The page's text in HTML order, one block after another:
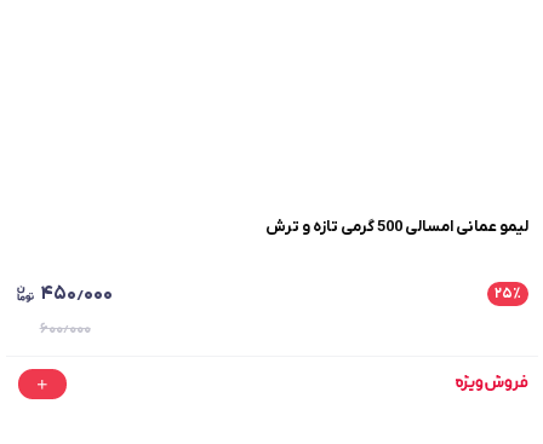
لیمو عمانی امسالی 500 گرمی تازه و ترش
۲۵٪ ۴۵۰٫۰۰۰
۶۰۰٫۰۰۰